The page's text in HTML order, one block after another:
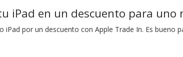
iPad en un descuento para uno
iPad por un descuento con Apple Trade In. Es bueno